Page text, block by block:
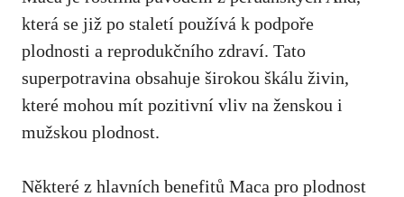
která se již po staletí používá k podpoře
plodnosti a reprodukčního zdraví. Tato
superpotravina obsahuje širokou škálu živin,
které mohou mít pozitivní vliv na ženskou i
mužskou plodnost.
Některé z hlavních benefitů Maca pro plodnost